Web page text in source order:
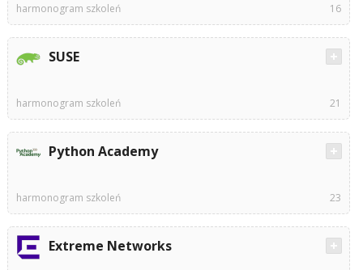
harmonogram szkoleń 16
SUSE
harmonogram szkoleń 21
Python Academy
harmonogram szkoleń 23
Extreme Networks